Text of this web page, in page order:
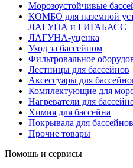
Морозоустойчивые
КОМБО для наземной
ЛАГУНА и ГИГАБАСС
ЛАГУНА-уценка
Уход за бассейном
Фильтровальное
Лестницы для бассейнов
Аксессуары для
Комплектующие для
Нагреватели для
Химия для бассейна
Покрывала для бассейнов
Прочие товары
Помощь и сервисы